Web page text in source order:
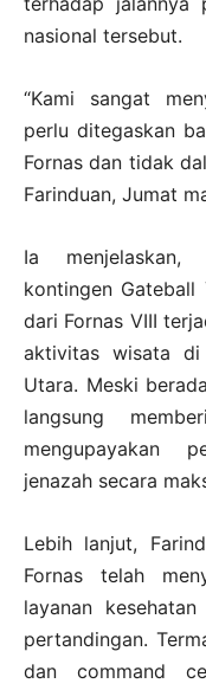
nasional tersebut.
“Kami sangat
perlu ditegaskan
Fornas dan tidak
Farinduan, Jumat
Ia menjelaskan,
kontingen Gateball
dari Fornas VIII
aktivitas wisata
Utara. Meski
langsung
mengupayakan
jenazah secara
Lebih lanjut,
Fornas telah
layanan
pertandingan.
dan command